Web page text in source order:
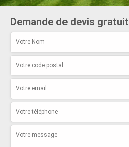
Demande de devis gratuit